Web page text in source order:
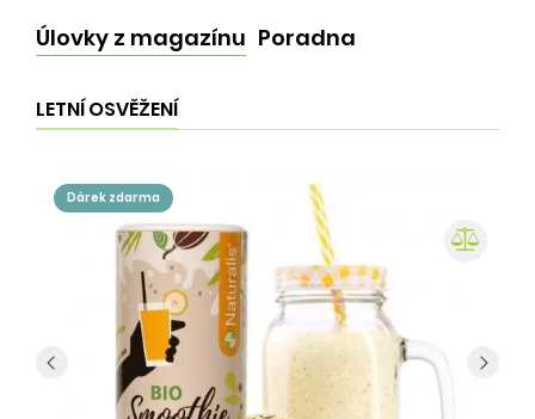
Úlovky z magazínu Poradna
LETNÍ OSVĚŽENÍ
dárek zdarma